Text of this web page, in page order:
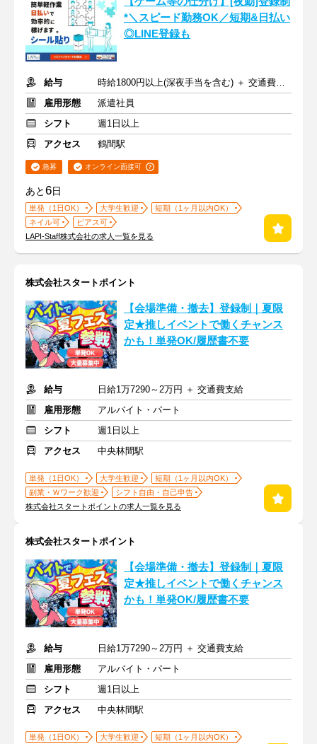
*＼スピード勤務OK／短期&日払い
◎LINE登録も
給与
時給1800円以上(深夜手当を含む) ＋ 交通費全額支給
雇用形態
派遣社員
シフト
週1日以上
アクセス
鶴間駅
急募 オンライン面接可
あと6日
単発（1日OK） 大学生歓迎
短期（1ヶ月以内OK）
ネイル可
ピアス可
LAPI-Staff株式会社の求人一覧を見る
株式会社スタートポイント
【会場準備・撤去】登録制｜夏限
定★推しイベントで働くチャンス
かも！単発OK/履歴書不要
給与
日給1万7290～2万円 ＋ 交通費支給
雇用形態
アルバイト・パート
シフト
週1日以上
アクセス
中央林間駅
単発（1日OK） 大学生歓迎
短期（1ヶ月以内OK）
副業・Ｗワーク歓迎
シフト自由・自己申告
株式会社スタートポイントの求人一覧を見る
株式会社スタートポイント
【会場準備・撤去】登録制｜夏限
定★推しイベントで働くチャンス
かも！単発OK/履歴書不要
給与
日給1万7290～2万円 ＋ 交通費支給
雇用形態
アルバイト・パート
シフト
週1日以上
アクセス
中央林間駅
単発（1日OK） 大学生歓迎
短期（1ヶ月以内OK）